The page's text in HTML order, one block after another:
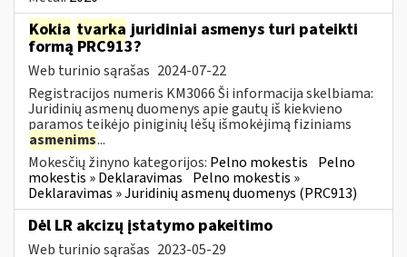
Kokia tvarka juridiniai asmenys turi pateikti
formą PRC913?
Web turinio sąrašas 2024-07-22
Registracijos numeris KM3066 Ši informacija skelbiama:
Juridinių asmenų duomenys apie gautų iš kiekvieno
paramos teikėjo piniginių lėšų išmokėjimą fiziniams
asmenims...
Mokesčių žinyno kategorijos: Pelno mokestis Pelno
mokestis » Deklaravimas Pelno mokestis »
Deklaravimas » Juridinių asmenų duomenys (PRC913)
Dėl LR akcizų įstatymo pakeitimo
Web turinio sąrašas 2023-05-29